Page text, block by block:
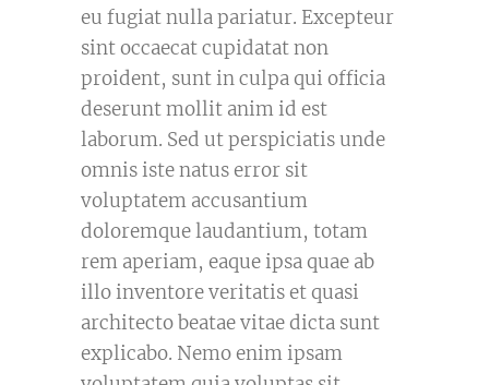
eu fugiat nulla pariatur. Excepteur
sint occaecat cupidatat non
proident, sunt in culpa qui officia
deserunt mollit anim id est
laborum. Sed ut perspiciatis unde
omnis iste natus error sit
voluptatem accusantium
doloremque laudantium, totam
rem aperiam, eaque ipsa quae ab
illo inventore veritatis et quasi
architecto beatae vitae dicta sunt
explicabo. Nemo enim ipsam